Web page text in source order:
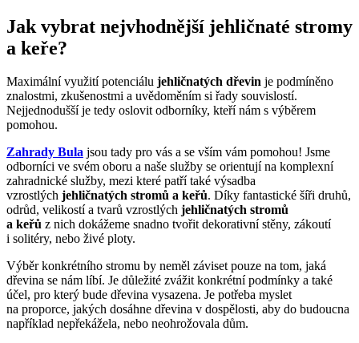
Jak vybrat nejvhodnější jehličnaté stromy
a keře?
Maximální využití potenciálu jehličnatých dřevin je podmíněno
znalostmi, zkušenostmi a uvědoměním si řady souvislostí.
Nejjednodušší je tedy oslovit odborníky, kteří nám s výběrem
pomohou.
Zahrady Bula jsou tady pro vás a se vším vám pomohou! Jsme
odborníci ve svém oboru a naše služby se orientují na komplexní
zahradnické služby, mezi které patří také výsadba
vzrostlých jehličnatých stromů a keřů. Díky fantastické šíři druhů,
odrůd, velikostí a tvarů vzrostlých jehličnatých stromů
a keřů z nich dokážeme snadno tvořit dekorativní stěny, zákoutí
i solitéry, nebo živé ploty.
Výběr konkrétního stromu by neměl záviset pouze na tom, jaká
dřevina se nám líbí. Je důležité zvážit konkrétní podmínky a také
účel, pro který bude dřevina vysazena. Je potřeba myslet
na proporce, jakých dosáhne dřevina v dospělosti, aby do budoucna
například nepřekážela, nebo neohrožovala dům.